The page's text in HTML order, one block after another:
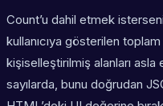
Count’u dahil etmek
kullanıcıya gösterilen toplam
kişiselleştirilmiş alanları
sayılarda, bunu doğrudan